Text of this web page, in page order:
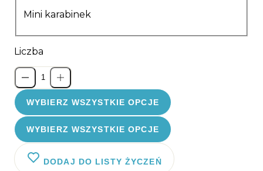
Mini karabinek
Liczba
WYBIERZ WSZYSTKIE OPCJE
WYBIERZ WSZYSTKIE OPCJE
DODAJ DO LISTY ŻYCZEŃ